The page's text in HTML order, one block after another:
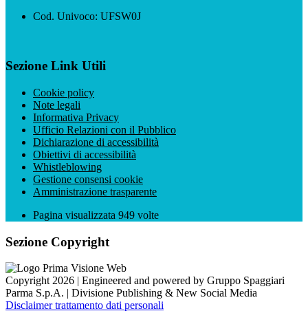
Cod. Univoco: UFSW0J
Sezione Link Utili
Cookie policy
Note legali
Informativa Privacy
Ufficio Relazioni con il Pubblico
Dichiarazione di accessibilità
Obiettivi di accessibilità
Whistleblowing
Gestione consensi cookie
Amministrazione trasparente
Pagina visualizzata 949 volte
Sezione Copyright
Copyright 2026 | Engineered and powered by Gruppo Spaggiari
Parma S.p.A. | Divisione Publishing & New Social Media
Disclaimer trattamento dati personali